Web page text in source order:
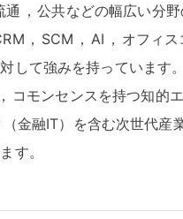
通 ， 公共などの幅広い分
， SCM ， AI ， オフィ
して強みを持っています。
， コモンセンスを持つ知的
金融IT）を含む次世代産
す。